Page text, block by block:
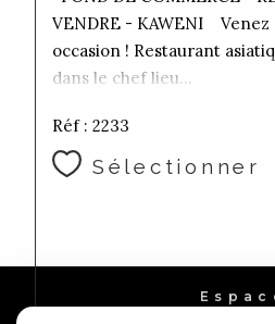
VENDRE - KAWENI Venez
occasion ! Restaurant
dans le chef lieu...
Réf : 2233
Sélectionner